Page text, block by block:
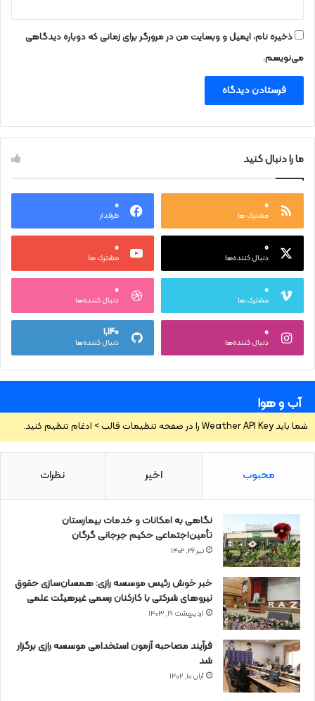
ذخیره نام، ایمیل و وبسایت من در مرورگر برای زمانی که دوباره دیدگاهی
می‌نویسم.
ما را دنبال کنید
۰
مشترک ها
۰
طرفدار
۰
دنبال کننده‌ها
۰
مشترک ها
۰
مشترک ها
۰
دنبال کننده‌ها
۰
دنبال کننده‌ها
۱,۱۴۰
دنبال کننده‌ها
آب و هوا
شما باید Weather API Key را در صفحه تنظیمات قالب > ادغام تنظیم کنید.
محبوب اخیر نظرات
نگاهی به امکانات و خدمات بیمارستان
تأمین‌اجتماعی حکیم جرجانی گرگان
تیر ۲۶, ۱۴۰۲
خبر خوش رئیس موسسه رازی: همسان‌سازی حقوق
نیروهای شرکتی با کارکنان رسمی غیرهیئت علمی
اردیبهشت ۱۹, ۱۴۰۳
فرآیند مصاحبه آزمون استخدامی موسسه رازی برگزار
شد
آبان ۱۰, ۱۴۰۲